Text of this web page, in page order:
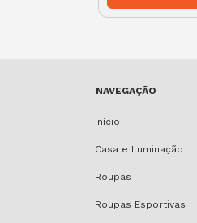
NAVEGAÇÃO
Início
Casa e Iluminação
Roupas
Roupas Esportivas